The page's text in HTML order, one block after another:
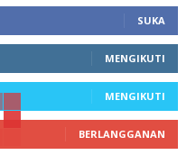
SUKA
MENGIKUTI
MENGIKUTI
BERLANGGANAN